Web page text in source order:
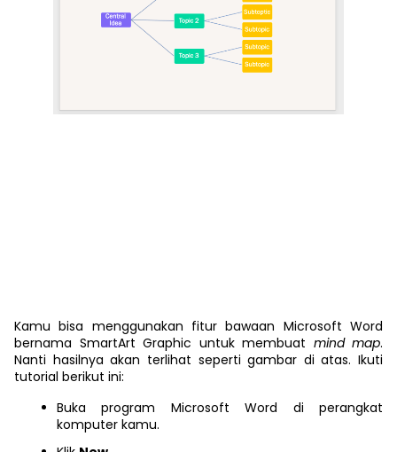
Kamu bisa menggunakan fitur bawaan Microsoft Word
bernama SmartArt Graphic untuk membuat mind map.
Nanti hasilnya akan terlihat seperti gambar di atas. Ikuti
tutorial berikut ini:
Buka program Microsoft Word di perangkat
komputer kamu.